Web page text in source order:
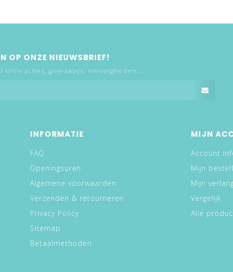
OP ONZE NIEUWSBRIEF!
acties, give-aways, nieuwigheden,...
INFORMATIE
FAQ
Openingsuren
Algemene voorwaarden
Verzenden & retourneren
Privacy Policy
Sitemap
Betaalmethoden
MIJN
Account
Mijn
Mijn
Vergelijk
Alle